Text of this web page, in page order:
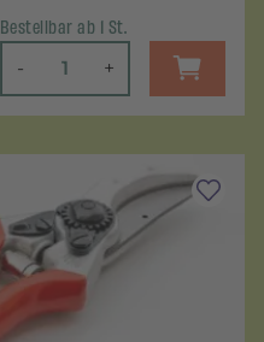
Bestellbar ab 1 St.
- +